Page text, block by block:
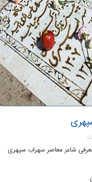
شاعر معاصر سهراب سپهری